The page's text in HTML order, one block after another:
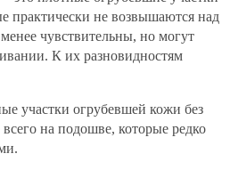
практически не возвышаются над
чувствительны, но могут
К их разновидностям
участки огрубевшей кожи без
на подошве, которые редко